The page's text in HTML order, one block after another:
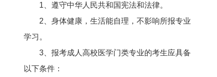
1、遵守中华人民共和国宪法和法律。
2、身体健康，生活能自理，不影响所报专业
学习。
3、报考成人高校医学门类专业的考生应具备
以下条件：